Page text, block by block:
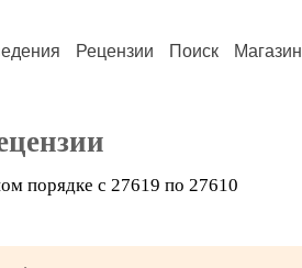
Рецензии Поиск Магазин
порядке с 27619 по 27610